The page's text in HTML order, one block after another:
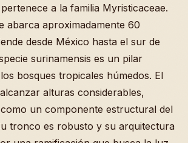
a la familia Myristicaceae.
abarca aproximadamente 60
desde México hasta el sur de
surinamensis es un pilar
bosques tropicales húmedos. El
alturas considerables,
un componente estructural del
tronco es robusto y su arquitectura